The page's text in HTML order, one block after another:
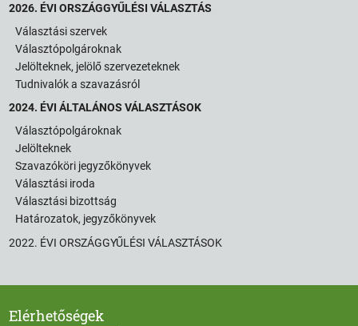
2026. ÉVI ORSZÁGGYŰLÉSI VÁLASZTÁS
Választási szervek
Választópolgároknak
Jelölteknek, jelölő szervezeteknek
Tudnivalók a szavazásról
2024. ÉVI ÁLTALÁNOS VÁLASZTÁSOK
Választópolgároknak
Jelölteknek
Szavazóköri jegyzőkönyvek
Választási iroda
Választási bizottság
Határozatok, jegyzőkönyvek
2022. ÉVI ORSZÁGGYŰLÉSI VÁLASZTÁSOK
Elérhetőségek